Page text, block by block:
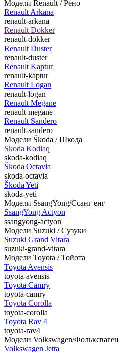
Модели Renault / Рено
Renault Arkana
renault-arkana
Renault Dokker
renault-dokker
Renault Duster
renault-duster
Renault Kaptur
renault-kaptur
Renault Logan
renault-logan
Renault Megane
renault-megane
Renault Sandero
renault-sandero
Модели Škoda / Шкода
Skoda Kodiaq
skoda-kodiaq
Škoda Octavia
skoda-octavia
Škoda Yeti
skoda-yeti
Модели SsangYong/Ссанг енг
SsangYong Actyon
ssangyong-actyon
Модели Suzuki / Сузуки
Suzuki Grand Vitara
suzuki-grand-vitara
Модели Toyota / Тойота
Toyota Avensis
toyota-avensis
Toyota Camry
toyota-camry
Toyota Corolla
toyota-corolla
Toyota Rav 4
toyota-rav4
Модели Volkswagen/Фольксваген
Volkswagen Jetta